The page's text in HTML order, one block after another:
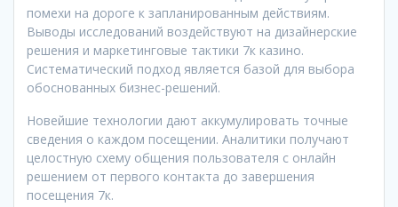
помехи на дороге к запланированным действиям.
Выводы исследований воздействуют на дизайнерские
решения и маркетинговые тактики 7к казино.
Систематический подход является базой для выбора
обоснованных бизнес-решений.
Новейшие технологии дают аккумулировать точные
сведения о каждом посещении. Аналитики получают
целостную схему общения пользователя с онлайн
решением от первого контакта до завершения
посещения 7к.